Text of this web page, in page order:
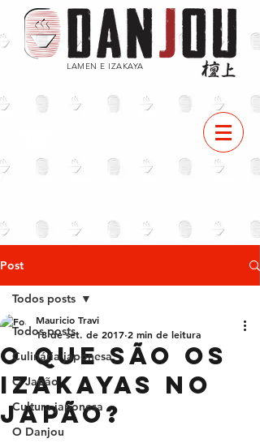
LAMEN E IZAKAYA
Post
Todos posts
Culinária japonesa
O Japão
Cultura japonesa
O Danjou
Todos posts
O que são os
izakayas no
Japão?
Mauricio Travi
18 de set. de 2017 2 min de leitura